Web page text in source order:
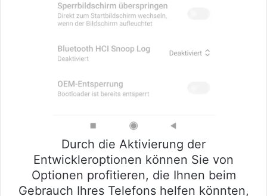
Durch die Aktivierung der
Entwickleroptionen können Sie von
Optionen profitieren, die Ihnen beim
Gebrauch Ihres Telefons helfen könnten,